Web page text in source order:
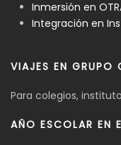
Inmersión en
Integración en
VIAJES EN GRUPO
Para colegios,
AÑO ESCOLAR EN